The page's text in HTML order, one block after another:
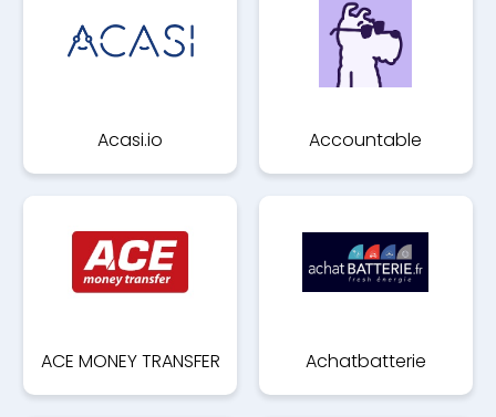
Acasi.io Accountable
ACE MONEY TRANSFER Achatbatterie